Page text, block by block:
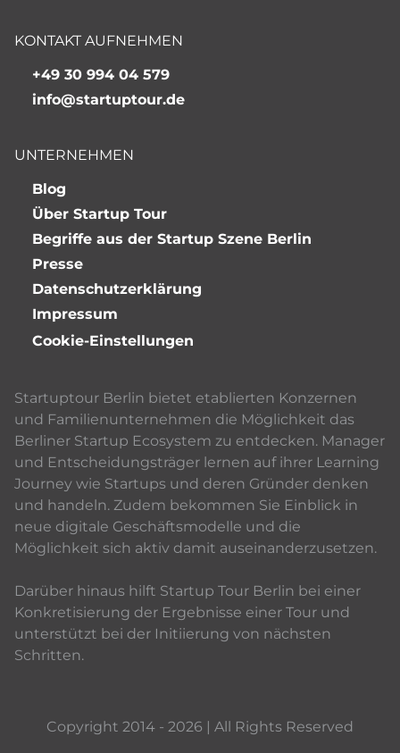
KONTAKT AUFNEHMEN
+49 30 994 04 579
info@startuptour.de
UNTERNEHMEN
Blog
Über Startup Tour
Begriffe aus der Startup Szene Berlin
Presse
Datenschutzerklärung
Impressum
Cookie-Einstellungen
Startuptour Berlin bietet etablierten Konzernen
und Familienunternehmen die Möglichkeit das
Berliner Startup Ecosystem zu entdecken. Manager
und Entscheidungsträger lernen auf ihrer Learning
Journey wie Startups und deren Gründer denken
und handeln. Zudem bekommen Sie Einblick in
neue digitale Geschäftsmodelle und die
Möglichkeit sich aktiv damit auseinanderzusetzen.
Darüber hinaus hilft Startup Tour Berlin bei einer
Konkretisierung der Ergebnisse einer Tour und
unterstützt bei der Initiierung von nächsten
Schritten.
Copyright 2014 - 2026 | All Rights Reserved